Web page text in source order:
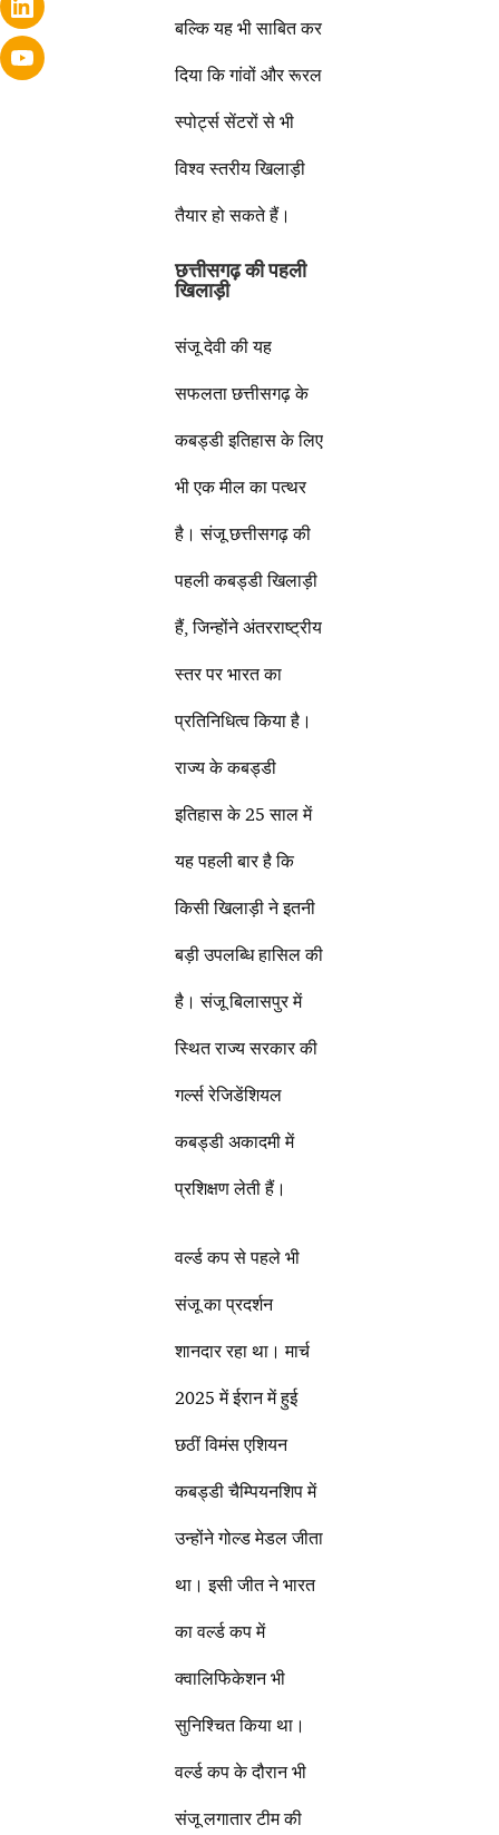
बल्कि यह भी साबित कर
दिया कि गांवों और रूरल
स्पोर्ट्स सेंटरों से भी
विश्व स्तरीय खिलाड़ी
तैयार हो सकते हैं।
छत्तीसगढ़ की पहली
खिलाड़ी
संजू देवी की यह
सफलता छत्तीसगढ़ के
कबड्डी इतिहास के लिए
भी एक मील का पत्थर
है। संजू छत्तीसगढ़ की
पहली कबड्डी खिलाड़ी
हैं, जिन्होंने अंतरराष्ट्रीय
स्तर पर भारत का
प्रतिनिधित्व किया है।
राज्य के कबड्डी
इतिहास के 25 साल में
यह पहली बार है कि
किसी खिलाड़ी ने इतनी
बड़ी उपलब्धि हासिल की
है। संजू बिलासपुर में
स्थित राज्य सरकार की
गर्ल्स रेजिडेंशियल
कबड्डी अकादमी में
प्रशिक्षण लेती हैं।
वर्ल्ड कप से पहले भी
संजू का प्रदर्शन
शानदार रहा था। मार्च
2025 में ईरान में हुई
छठीं विमंस एशियन
कबड्डी चैम्पियनशिप में
उन्होंने गोल्ड मेडल जीता
था। इसी जीत ने भारत
का वर्ल्ड कप में
क्वालिफिकेशन भी
सुनिश्चित किया था।
वर्ल्ड कप के दौरान भी
संजू लगातार टीम की